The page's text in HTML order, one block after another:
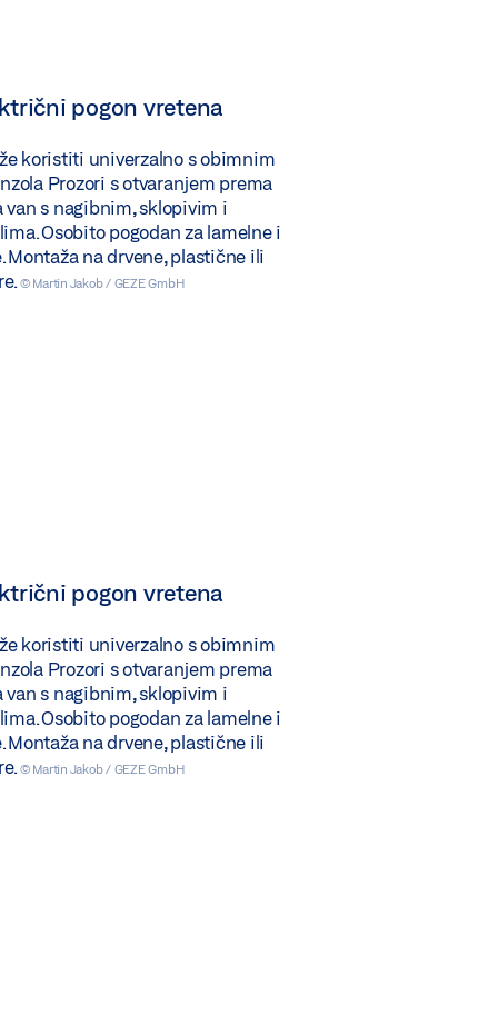
pogon vretena
koristiti univerzalno s obimnim
Prozori s otvaranjem prema
s nagibnim, sklopivim i
Osobito pogodan za lamelne i
Montaža na drvene, plastične ili
© Martin Jakob / GEZE GmbH
pogon vretena
koristiti univerzalno s obimnim
Prozori s otvaranjem prema
s nagibnim, sklopivim i
Osobito pogodan za lamelne i
Montaža na drvene, plastične ili
© Martin Jakob / GEZE GmbH